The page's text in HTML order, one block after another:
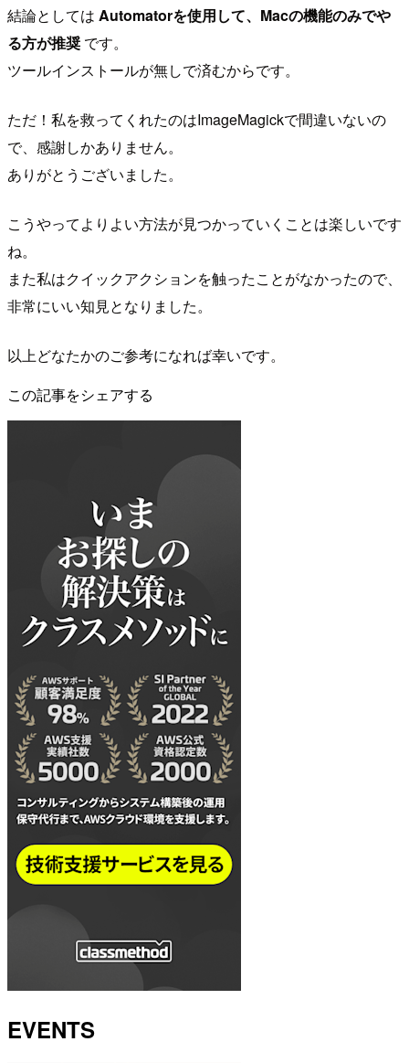
結論としては Automatorを使用して、Macの機能のみでや
る方が推奨 です。
ツールインストールが無しで済むからです。
ただ！私を救ってくれたのはImageMagickで間違いないの
で、感謝しかありません。
ありがとうございました。
こうやってよりよい方法が見つかっていくことは楽しいです
ね。
また私はクイックアクションを触ったことがなかったので、
非常にいい知見となりました。
以上どなたかのご参考になれば幸いです。
この記事をシェアする
EVENTS